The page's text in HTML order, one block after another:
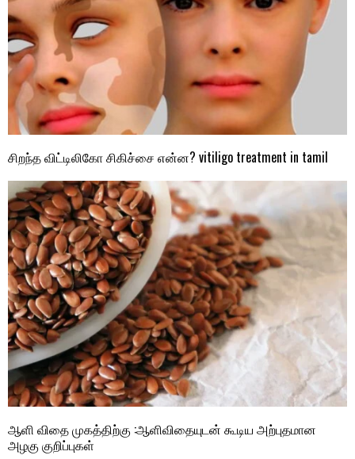
சிறந்த விட்டிலிகோ சிகிச்சை என்ன? vitiligo treatment in tamil
ஆளி விதை முகத்திற்கு :ஆளிவிதையுடன் கூடிய அற்புதமான
அழகு குறிப்புகள்